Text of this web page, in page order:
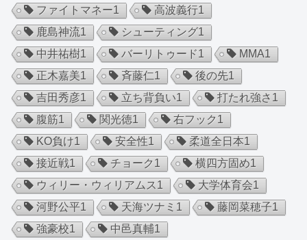
ファイトマネー1 高波義行1
鹿島神流1 シューティング1
中井祐樹1 バーリトゥード1 MMA1
正木嘉美1 斉藤仁1 後の先1
吉田秀彦1 立ち背負い1 打たれ強さ 1
腹筋1 関光徳1 右フック1
KO負け1 安全性1 柔道全日本1
接近戦1 チョーク1 横四方固め1
ウィリー・ウィリアムス1 大学体育会1
河野公平1 天海ツナミ 1 藤岡菜穂子1
強豪校1 中邑真輔1